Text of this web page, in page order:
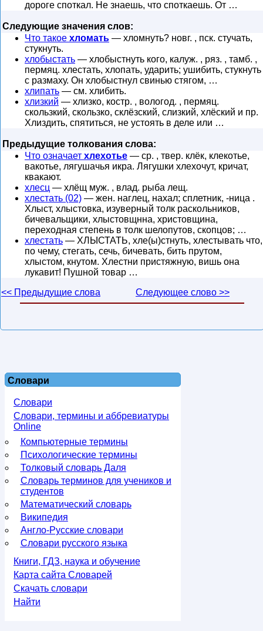
дороге споткал. Не знаешь, что споткаешь. От …
Следующие значения слов:
Что такое хломать — хломнуть? новг. , пск. стучать,
стукнуть.
хлобыстать — хлобыстнуть кого, калуж. , ряз. , тамб. ,
пермяц. хлестать, хлопать, ударить; ушибить, стукнуть
с размаху. Он хлобыстнул свинью стягом, …
хлипать — см. хлибить.
хлизкий — хлизко, костр. , вологод. , пермяц.
скользкий, скользко, склёзский, слизкий, хлёский и пр.
Хлиздить, спятиться, не устоять в деле или …
Предыдущие толкования слова:
Что означает хлехотье — ср. , твер. клёк, клекотье,
вакотье, лягушачья икра. Лягушки хлехочут, кричат,
квакают.
хлесц — хлёщ муж. , влад. рыба лещ.
хлестать (02) — жен. наглец, нахал; сплетник, -ница .
Хлыст, хлыстовка, изуверный толк раскольников,
бичевальщики, хлыстовщнна, христовщина,
переходная степень в толк шелопутов, скопцов; …
хлестать — ХЛЫСТАТЬ, хле(ы)стнуть, хлестывать что,
по чему, стегать, сечь, бичевать, бить прутом,
хлыстом, кнутом. Хлестни пристяжную, вишь она
лукавит! Пушной товар …
<< Предыдущие слова
Следующее слово >>
Словари
Словари
Словари, термины и аббревиатуры
Online
Компьютерные термины
Психологические термины
Толковый словарь Даля
Словарь терминов для учеников и
студентов
Математический словарь
Википедия
Англо-Русские словари
Словари русского языка
Книги, ГДЗ, наука и обучение
Карта сайта Словарей
Скачать словари
Найти